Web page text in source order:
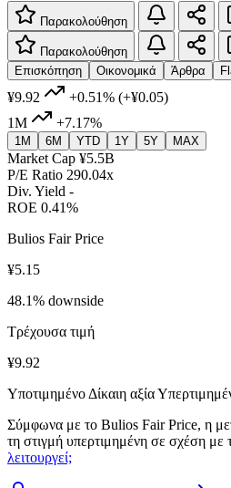
Παρακολούθηση
Παρακολούθηση
Επισκόπηση
Οικονομικά Άρθρα
¥9.92 +0.51% (+¥0.05)
1M
+7.17%
1M 6M YTD 1Y 5Y MAX
Market Cap ¥5.5B
P/E Ratio 290.04x
Div. Yield -
ROE 0.41%
Bulios Fair Price
¥5.15
48.1% downside
Τρέχουσα τιμή
¥9.92
Υποτιμημένο Δίκαιη αξία
Σύμφωνα με το Bulios Fair Price, η
τη στιγμή υπερτιμημένη σε σχέση με
λειτουργεί;